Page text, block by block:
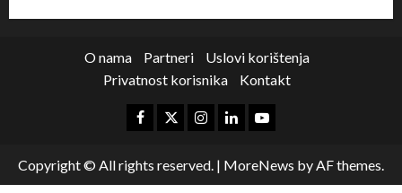
O nama Partneri
Uslovi korištenja
Privatnost korisnika
Kontakt
Copyright © All rights reserved. | MoreNews by AF themes.